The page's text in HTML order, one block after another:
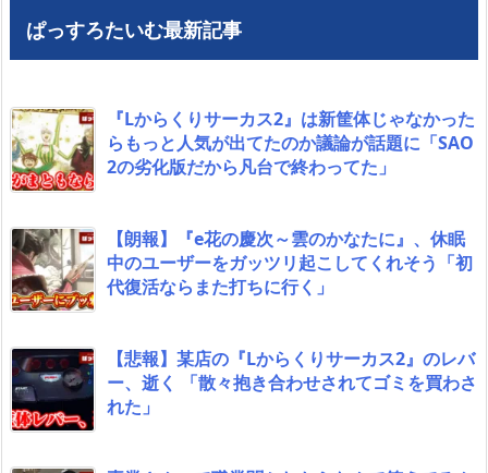
ぱっすろたいむ最新記事
『Lからくりサーカス2』は新筐体じゃなかった
らもっと人気が出てたのか議論が話題に「SAO
2の劣化版だから凡台で終わってた」
【朗報】『e花の慶次～雲のかなたに』、休眠
中のユーザーをガッツリ起こしてくれそう「初
代復活ならまた打ちに行く」
【悲報】某店の『Lからくりサーカス2』のレバ
ー、逝く 「散々抱き合わせされてゴミを買わさ
れた」